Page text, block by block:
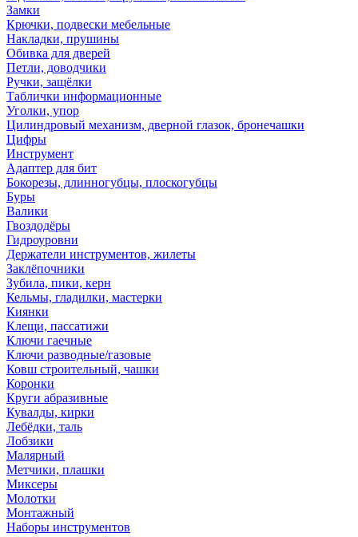
Замки
Крючки, подвески мебельные
Накладки, прушины
Обивка для дверей
Петли, доводчики
Ручки, защёлки
Таблички информационные
Уголки, упор
Цилиндровый механизм, дверной глазок, бронечашки
Цифры
Инструмент
Адаптер для бит
Бокорезы, длинногубцы, плоскогубцы
Буры
Валики
Гвоздодёры
Гидроуровни
Держатели инструментов, жилеты
Заклёпочники
Зубила, пики, керн
Кельмы, гладилки, мастерки
Киянки
Клещи, пассатижи
Ключи гаечные
Ключи разводные/газовые
Ковш строительный, чашки
Коронки
Круги абразивные
Кувалды, кирки
Лебёдки, таль
Лобзики
Малярный
Метчики, плашки
Миксеры
Молотки
Монтажный
Наборы инструментов